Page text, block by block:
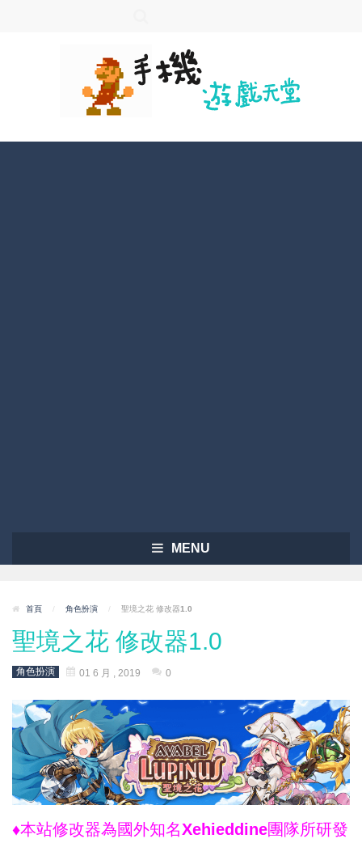
MENU
首頁 / 角色扮演 / 聖境之花 修改器1.0
聖境之花 修改器1.0
角色扮演 01 6 月 , 2019 0
♦本站修改器為國外知名Xehieddine團隊所研發